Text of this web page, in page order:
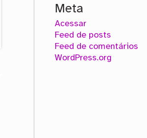
Meta
Acessar
Feed de posts
Feed de comentários
WordPress.org